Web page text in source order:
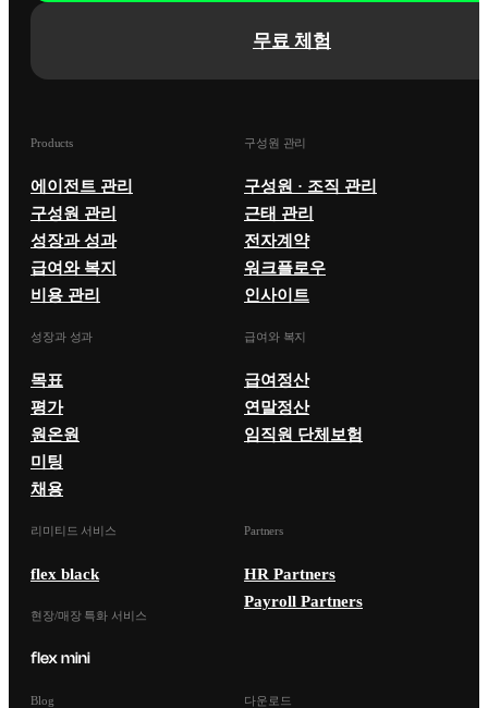
무료 체험
Products
에이전트 관리
구성원 관리
성장과 성과
급여와 복지
비용 관리
구성원 관리
구성원 · 조직 관리
근태 관리
전자계약
워크플로우
인사이트
성장과 성과
목표
평가
원온원
미팅
채용
급여와 복지
급여정산
연말정산
임직원 단체보험
리미티드 서비스
flex black
현장/매장 특화 서비스
Partners
HR Partners
Payroll Partners
Blog 다운로드